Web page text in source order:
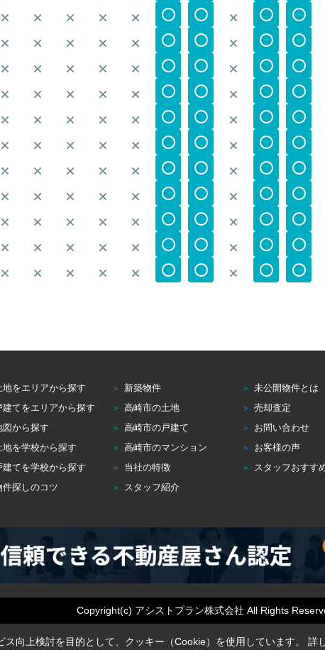
地をエリアから探す 新築物件
未公開物件とは
建てをエリアから探す 高崎市の土地
売却査定
図から探す 高崎市の戸建て
お問い合わせ
地を学校から探す 高崎市のマンション
お客様の声
建てを学校から探す 当社の特徴
スタッフおすす
件探しのコツ スタッフ紹介
Copyright(c) アシストプラン株式会社 All Rights
向上検討を目的として、クッキー（Cookie）を使用しています。 詳